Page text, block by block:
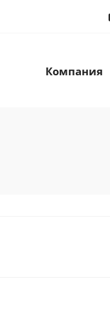
Компания